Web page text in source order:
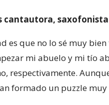
cantautora,
es que no lo sé muy
mi abuelo y mi tío
respectivamente.
formado un puzzle muy